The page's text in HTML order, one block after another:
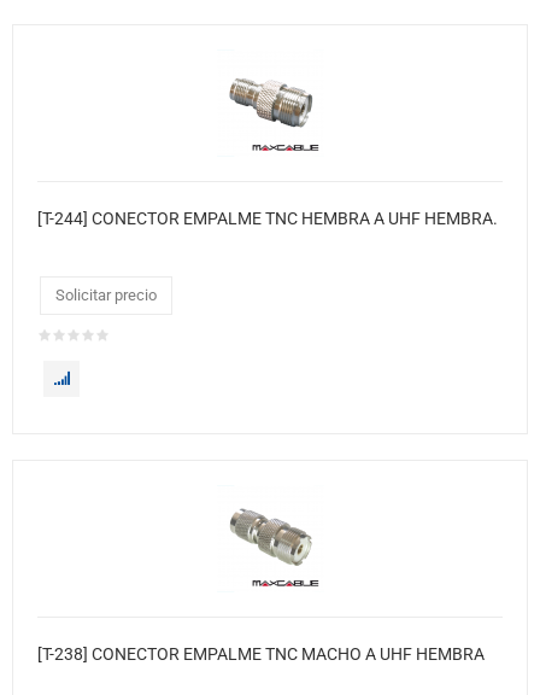
[T-244] CONECTOR EMPALME TNC HEMBRA A UHF HEMBRA.
Solicitar precio
[T-238] CONECTOR EMPALME TNC MACHO A UHF HEMBRA